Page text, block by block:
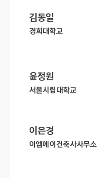
김동일
경희대학교
윤정원
서울시립대학교
이은경
이엠에이건축사사무소